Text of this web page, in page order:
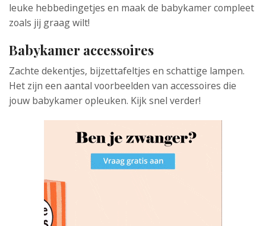
leuke hebbedingetjes en maak de babykamer compleet
zoals jij graag wilt!
Babykamer accessoires
Zachte dekentjes, bijzettafeltjes en schattige lampen.
Het zijn een aantal voorbeelden van accessoires die
jouw babykamer opleuken. Kijk snel verder!